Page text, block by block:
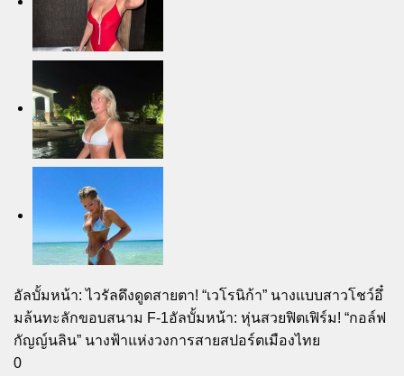
อัลบั้มหน้า: ไวรัลดึงดูดสายตา! “เวโรนิก้า” นางแบบสาวโชว์อึ๋
มล้นทะลักขอบสนาม F-1อัลบั้มหน้า: หุ่นสวยฟิตเฟิร์ม! “กอล์ฟ
กัญญ์นลิน” นางฟ้าแห่งวงการสายสปอร์ตเมืองไทย
0